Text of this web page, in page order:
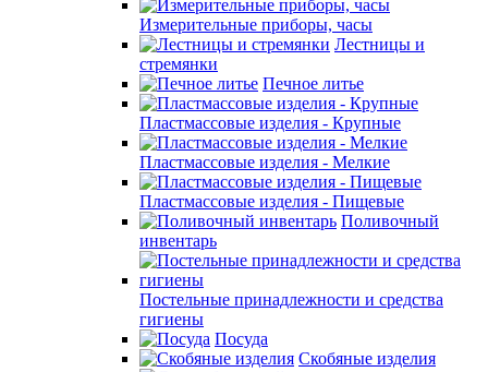
Измерительные приборы, часы
Лестницы и
стремянки
Печное литье
Пластмассовые изделия - Крупные
Пластмассовые изделия - Мелкие
Пластмассовые изделия - Пищевые
Поливочный
инвентарь
Постельные принадлежности и средства
гигиены
Посуда
Скобяные изделия